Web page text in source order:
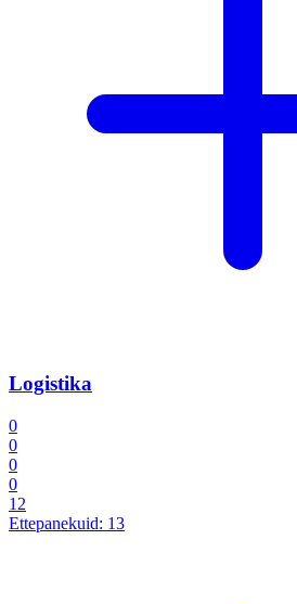
Logistika
0
0
0
0
12
Ettepanekuid: 13